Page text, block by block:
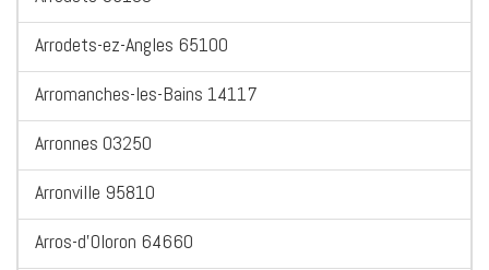
Arrodets-ez-Angles 65100
Arromanches-les-Bains 14117
Arronnes 03250
Arronville 95810
Arros-d'Oloron 64660